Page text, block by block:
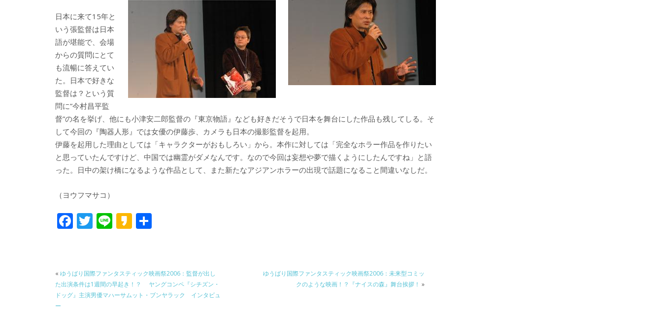
b
o
o
k
er a
日本に来て15年と
いう張監督は日本
語が堪能で、会場
からの質問にとて
も流暢に答えてい
た。日本で好きな
監督は？という質
問に”今村昌平監
督”の名を挙げ、他にも小津安二郎監督の『東京物語』なども好きだそうで日本を舞台にした作品も残してしる。そ
して今回の『陶器人形』では女優の伊藤歩、カメラも日本の撮影監督を起用。
伊藤を起用した理由としては「キャラクターがおもしろい」から。本作に対しては「完全なホラー作品を作りたい
と思っていたんですけど、中国では幽霊がダメなんです。なので今回は妄想や夢で描くようにしたんですね」と語
った。日中の架け橋になるような作品として、また新たなアジアンホラーの出現で話題になること間違いなしだ。
（ヨウフマサコ）
F
b
o
o
T
er
Li K
a
o
« ゆうばり国際ファンタスティック映画祭2006：監督が出し
た出演条件は1週間の早起き！？ ヤングコンペ『シチズン・
ドッグ』主演男優マハーサムット・ブンヤラック インタビュ
ー
ゆうばり国際ファンタスティック映画祭2006：未来型コミッ
クのような映画！？『ナイスの森』舞台挨拶！ »